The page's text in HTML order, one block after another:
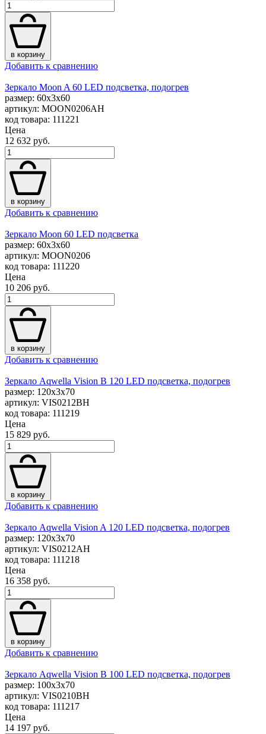
в корзину
Добавить к сравнению
Зеркало Moon A 60 LED подсветка, подогрев
размер: 60x3x60
артикул: MOON0206AH
код товара: 111221
Цена
12 632 руб.
в корзину
Добавить к сравнению
Зеркало Moon 60 LED подсветка
размер: 60x3x60
артикул: MOON0206
код товара: 111220
Цена
10 206 руб.
в корзину
Добавить к сравнению
Зеркало Aqwella Vision B 120 LED подсветка, подогрев
размер: 120x3x70
артикул: VIS0212BH
код товара: 111219
Цена
15 829 руб.
в корзину
Добавить к сравнению
Зеркало Aqwella Vision A 120 LED подсветка, подогрев
размер: 120x3x70
артикул: VIS0212AH
код товара: 111218
Цена
16 358 руб.
в корзину
Добавить к сравнению
Зеркало Aqwella Vision B 100 LED подсветка, подогрев
размер: 100x3x70
артикул: VIS0210BH
код товара: 111217
Цена
14 197 руб.